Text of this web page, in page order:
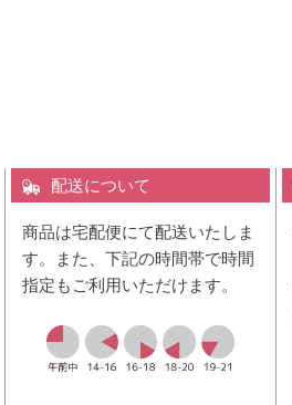
配送について
商品は宅配便にて配送いたしま
す。また、下記の時間帯で時間
指定もご利用いただけます。